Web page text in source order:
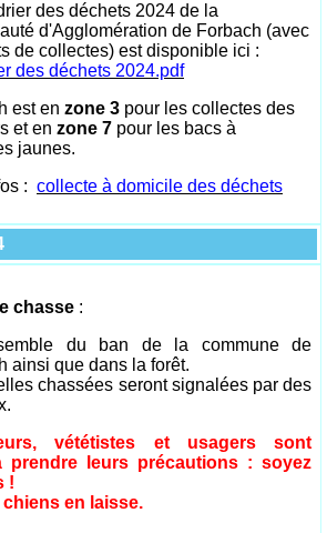
des déchets 2024 de la
d'Agglomération de Forbach (avec
de collectes) est disponible ici :
des déchets 2024.pdf
est en zone 3 pour les collectes des
et en zone 7 pour les bacs à
jaunes.
: collecte à domicile des déchets
chasse :
du ban de la commune de
ainsi que dans la forêt.
chassées seront signalées par des
vététistes et usagers sont
prendre leurs précautions : soyez
!
chiens en laisse.